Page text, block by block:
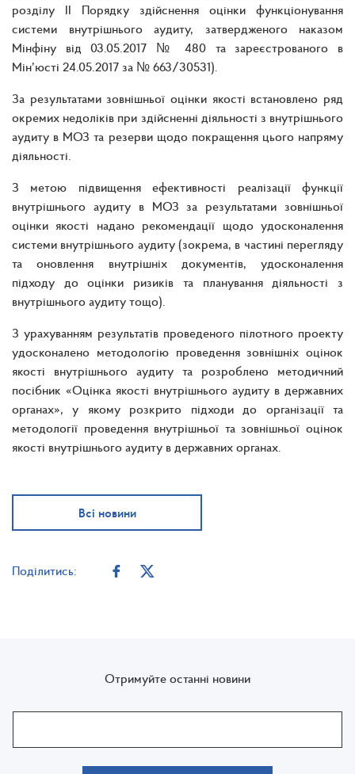
розділу ІІ Порядку здійснення оцінки функціонування
системи внутрішнього аудиту, затвердженого наказом
Мінфіну від 03.05.2017 № 480 та зареєстрованого в
Мін’юсті 24.05.2017 за № 663/30531).
За результатами зовнішньої оцінки якості встановлено ряд
окремих недоліків при здійсненні діяльності з внутрішнього
аудиту в МОЗ та резерви щодо покращення цього напряму
діяльності.
З метою підвищення ефективності реалізації функції
внутрішнього аудиту в МОЗ за результатами зовнішньої
оцінки якості надано рекомендації щодо удосконалення
системи внутрішнього аудиту (зокрема, в частині перегляду
та оновлення внутрішніх документів, удосконалення
підходу до оцінки ризиків та планування діяльності з
внутрішнього аудиту тощо).
З урахуванням результатів проведеного пілотного проекту
удосконалено методологію проведення зовнішніх оцінок
якості внутрішнього аудиту та розроблено методичний
посібник «Оцінка якості внутрішнього аудиту в державних
органах», у якому розкрито підходи до організації та
методології проведення внутрішньої та зовнішньої оцінок
якості внутрішнього аудиту в державних органах.
Всі новини
Поділитись:
Отримуйте останні новини